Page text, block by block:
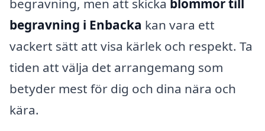
begravning i Enbacka kan vara ett
vackert sätt att visa kärlek och respekt. Ta
tiden att välja det arrangemang som
betyder mest för dig och dina nära och
kära.